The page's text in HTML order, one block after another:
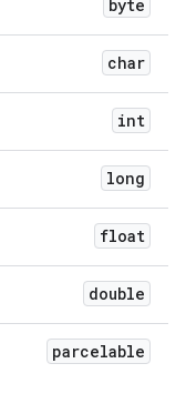
byte
char
int
long
float
double
parcelable